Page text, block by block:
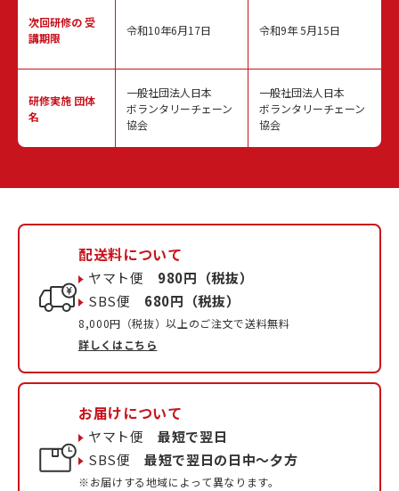
次回研修の受
講期限
研修実施 団体
名
令和10年6月17日
一般社団法人日本
ボランタリーチェーン
協会
令和9年 5月15日
一般社団法人日本
ボランタリーチェーン
協会
配送料について
ヤマト便 980円（税抜）
SBS便 680円（税抜）
8,000円（税抜）以上のご注文で送料無料
詳しくはこちら
お届けについて
ヤマト便最短で翌日
SBS便最短で翌日の日中〜夕方
※お届けする地域によって異なります。